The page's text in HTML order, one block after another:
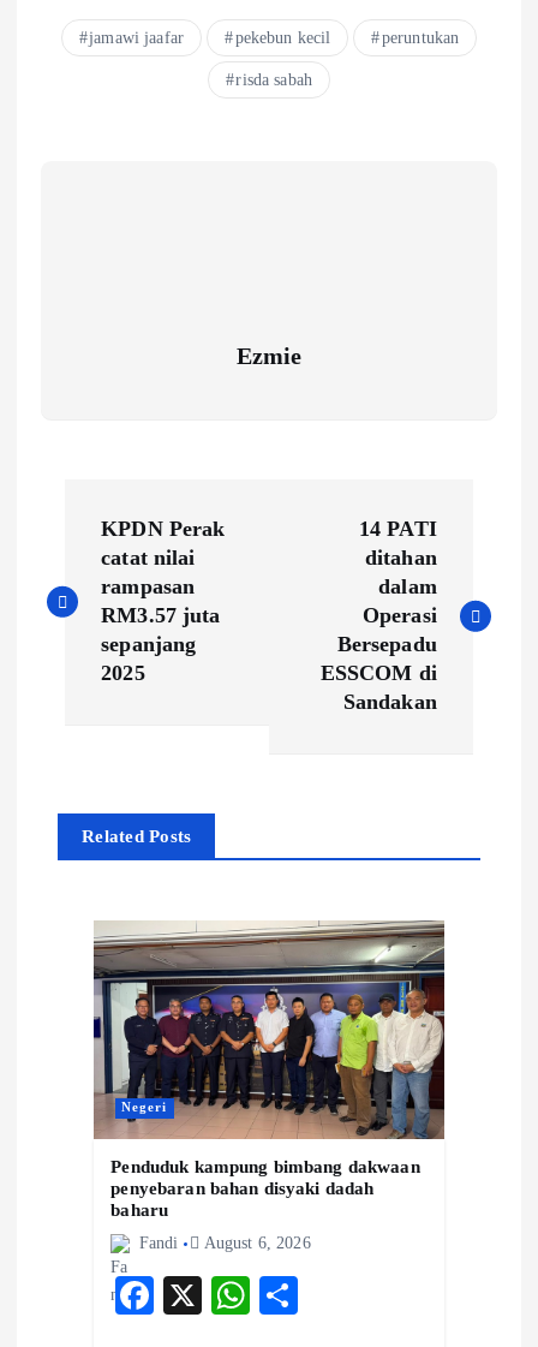
jamawi jaafar pekebun kecil peruntukan
risda sabah
Ezmie
s
a
v
KPDN Perak
catat nilai
rampasan
RM3.57 juta
sepanjang
2025
14 PATI
ditahan
dalam
Operasi
Bersepadu
ESSCOM di
Sandakan
Related Posts
Negeri
Penduduk kampung bimbang dakwaan
penyebaran bahan disyaki dadah
baharu
Fandi August 6, 2026
F
X
W